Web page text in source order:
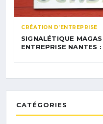
CRÉATION D’ENTREPRISE
SIGNALÉTIQUE
ENTREPRISE NANTES
CATÉGORIES